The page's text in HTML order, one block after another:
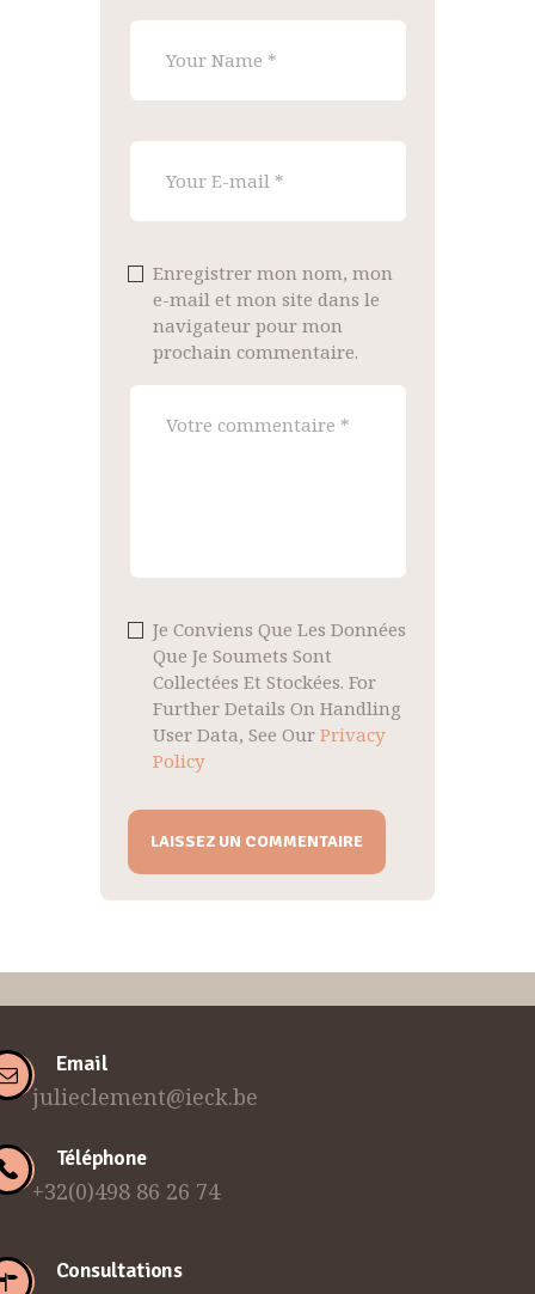
Enregistrer mon nom, mon
e-mail et mon site dans le
navigateur pour mon
prochain commentaire.
Je Conviens Que Les Données
Que Je Soumets Sont
Collectées Et Stockées. For
Further Details On Handling
User Data, See Our Privacy
Policy
Email
julieclement@ieck.be
Téléphone
+32(0)498 86 26 74
Consultations